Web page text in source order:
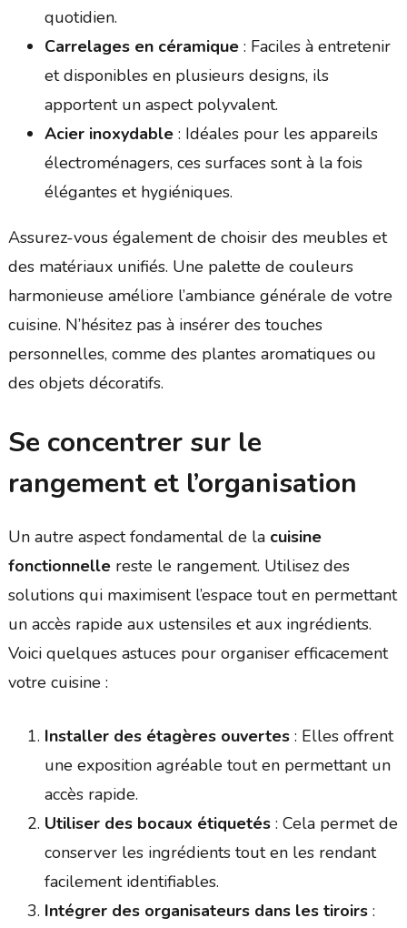
quotidien.
Carrelages en céramique: Faciles à entretenir
et disponibles en plusieurs designs, ils
apportent un aspect polyvalent.
Acier inoxydable: Idéales pour les appareils
électroménagers, ces surfaces sont à la fois
élégantes et hygiéniques.
Assurez-vous également de choisir des meubles et
des matériaux unifiés. Une palette de couleurs
harmonieuse améliore l’ambiance générale de votre
cuisine. N’hésitez pas à insérer des touches
personnelles, comme des plantes aromatiques ou
des objets décoratifs.
Se concentrer sur le
rangement et l’organisation
Un autre aspect fondamental de la cuisine
fonctionnellereste le rangement. Utilisez des
solutions qui maximisent l’espace tout en permettant
un accès rapide aux ustensiles et aux ingrédients.
Voici quelques astuces pour organiser efficacement
votre cuisine :
Installer des étagères ouvertes: Elles offrent
une exposition agréable tout en permettant un
accès rapide.
Utiliser des bocaux étiquetés: Cela permet de
conserver les ingrédients tout en les rendant
facilement identifiables.
Intégrer des organisateurs dans les tiroirs: